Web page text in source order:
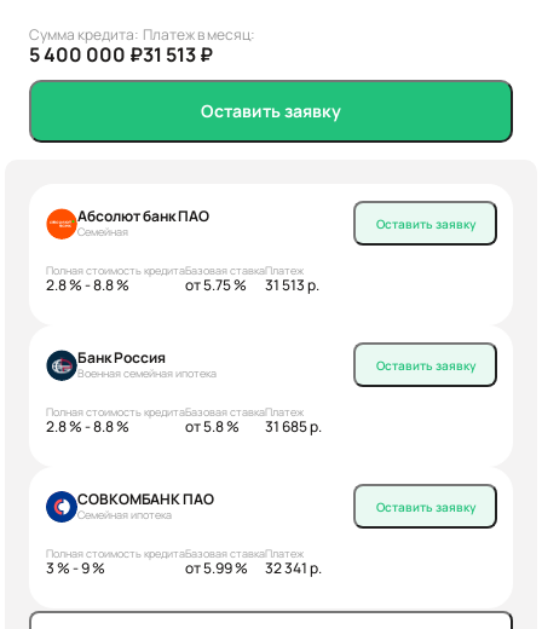
Сумма кредита:
5 400 000 ₽
Платеж в месяц:
31 513 ₽
Оставить заявку
Абсолют банк ПАО
Семейная
Полная стоимость кредита
2.8 % - 8.8 %
Базовая ставка
от 5.75 %
Платеж
31 513 р.
Оставить заявку
Банк Россия
Военная семейная ипотека
Полная стоимость кредита
2.8 % - 8.8 %
Базовая ставка
от 5.8 %
Платеж
31 685 р.
Оставить заявку
СОВКОМБАНК ПАО
Семейная ипотека
Полная стоимость кредита
3 % - 9 %
Базовая ставка
от 5.99 %
Платеж
32 341 р.
Оставить заявку